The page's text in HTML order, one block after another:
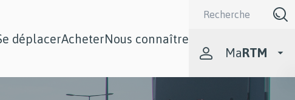
déplacerAcheterNous connaître
(saisir
premières
lettres
MaRTM